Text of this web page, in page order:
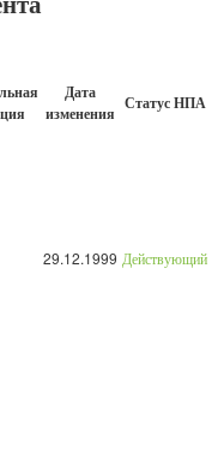
Дата
изменения Статус НПА
29.12.1999 Действующий